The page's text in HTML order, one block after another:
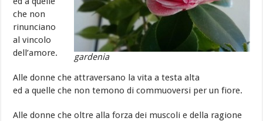
gardenia
che non
rinunciano
al vincolo
dell’amore.
Alle donne che attraversano la vita a testa alta
ed a quelle che non temono di commuoversi per un fiore.
Alle donne che oltre alla forza dei muscoli e della ragione